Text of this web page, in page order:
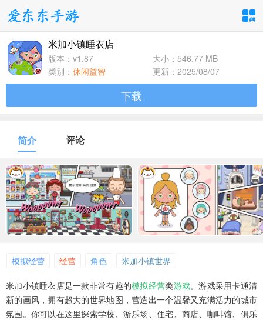
手游分类
卡牌回合
1百+款手游
1百+款手游
体育竞速
1百+款手游
冒险解谜
1百+款手游
模拟经营
1百+款手游
音乐舞蹈
1百+款手游
儿童教育
1百+款手游
米加小镇睡衣店
版本：v1.87
大小：546.77 MB
类别： 休闲益智 更新：2025/08/07
下载
简介 评论
模拟经营 经营 角色 米加小镇世界
米加小镇睡衣店是一款非常有趣的模拟经营类游戏。游戏采用卡通清
新的画风，拥有超大的世界地图，营造出一个温馨又充满活力的城市
氛围。你可以在这里探索学校、游乐场、住宅、商店、咖啡馆、俱乐